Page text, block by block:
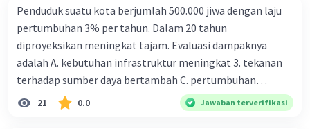
ceteris paribus maka .... a. Menimbulkan inflasi di mana
bentuk kurva jumlah uang beredar (penawaran uang) naik
dari kiri bawah ke kanan atas b. Menimbulkan deflasi di
mana bentuk kurva jumlah uang beredar (penawaran
uang) naik dari kiri bawah ke kanan atas c. Tingkat bunga
meningkat di mana bentuk kurva jumlah uang beredar
Penduduk suatu kota berjumlah 500.000 jiwa dengan laju
pertumbuhan 3% per tahun. Dalam 20 tahun
diproyeksikan meningkat tajam. Evaluasi dampaknya
adalah A. kebutuhan infrastruktur meningkat 3. tekanan
terhadap sumber daya bertambah C. pertumbuhan
eksponensial berdampak jangka panjang D. tidak
memengaruhi tata ruang E. proyeksi penduduk penting
21 0.0 Jawaban terverifikasi